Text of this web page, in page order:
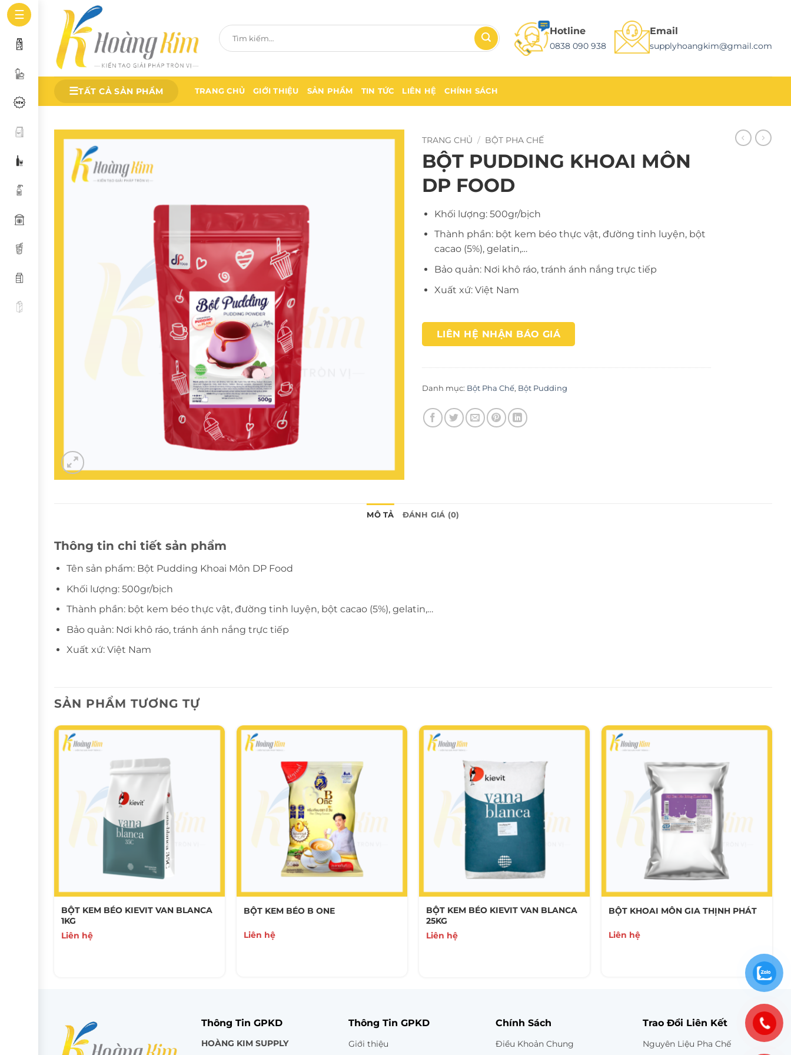
Bỏ
qua
dung
Tìm
kiếm:
Hotline
0838 090 938
Email
supplyhoangkim@gmail.com
☰TẤT CẢ SẢN PHẨM TRANG CHỦ GIỚI THIỆU SẢN PHẨM TIN TỨC LIÊN HỆ CHÍNH SÁCH
TRANG CHỦ / BỘT PHA CHẾ
BỘT PUDDING KHOAI MÔN
DP FOOD
Khối lượng: 500gr/bịch
Thành phần: bột kem béo thực vật, đường tinh luyện, bột
cacao (5%), gelatin,…
Bảo quản: Nơi khô ráo, tránh ánh nắng trực tiếp
Xuất xứ: Việt Nam
LIÊN HỆ NHẬN BÁO GIÁ
Danh mục: Bột Pha Chế, Bột Pudding
MÔ TẢ ĐÁNH GIÁ (0)
Thông tin chi tiết sản phẩm
Tên sản phẩm: Bột Pudding Khoai Môn DP Food
Khối lượng: 500gr/bịch
Thành phần: bột kem béo thực vật, đường tinh luyện, bột cacao (5%), gelatin,…
Bảo quản: Nơi khô ráo, tránh ánh nắng trực tiếp
Xuất xứ: Việt Nam
SẢN PHẨM TƯƠNG TỰ
BỘT KEM BÉO KIEVIT VAN BLANCA
1KG
Liên hệ
BỘT KEM BÉO B ONE
Liên hệ
BỘT KEM BÉO KIEVIT VAN BLANCA
25KG
Liên hệ
BỘT KHOAI MÔN GIA THỊNH PHÁT
Liên hệ
Thông Tin GPKD
HOÀNG KIM SUPPLY
Thông Tin GPKD
Giới thiệu
Chính Sách
Điều Khoản Chung
Trao Đổi Liên Kết
Nguyên Liệu Pha Chế
☰